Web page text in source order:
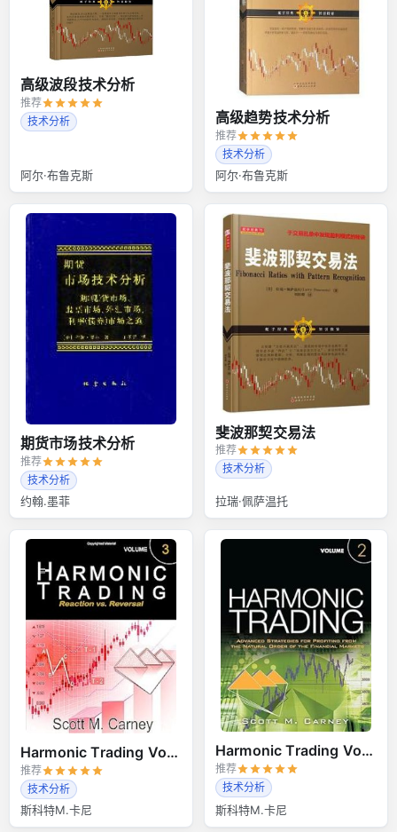
高级波段技术分析
推荐
技术分析
阿尔·布鲁克斯
高级趋势技术分析
推荐
技术分析
阿尔·布鲁克斯
期货市场技术分析
推荐
技术分析
约翰.墨菲
斐波那契交易法
推荐
技术分析
拉瑞·佩萨温托
Harmonic Trading Volume 3
推荐
技术分析
斯科特M.卡尼
Harmonic Trading Volume 2
推荐
技术分析
斯科特M.卡尼